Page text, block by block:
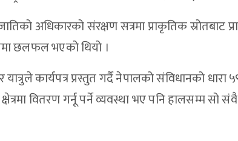
अधिकारको संरक्षण सत्रमा प्राकृतिक स्रोतबाट
छलफल भएको थियो ।
यात्रुले कार्यपत्र प्रस्तुत गर्दै नेपालको संविधानको
क्षेत्रमा वितरण गर्नू पर्ने व्यवस्था भए पनि हालसम्म सो